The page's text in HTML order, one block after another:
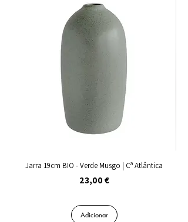
Jarra 19cm BIO - Verde Musgo | Cª Atlântica
Preço
23,00 €
Adicionar